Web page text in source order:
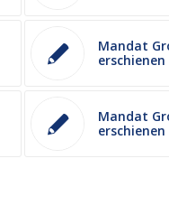
Mandat
erschienen
Mandat
erschienen